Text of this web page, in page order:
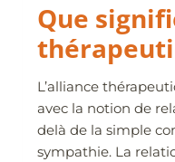
Que
L’alliance
avec la notion de
delà de la simple
sympathie. La